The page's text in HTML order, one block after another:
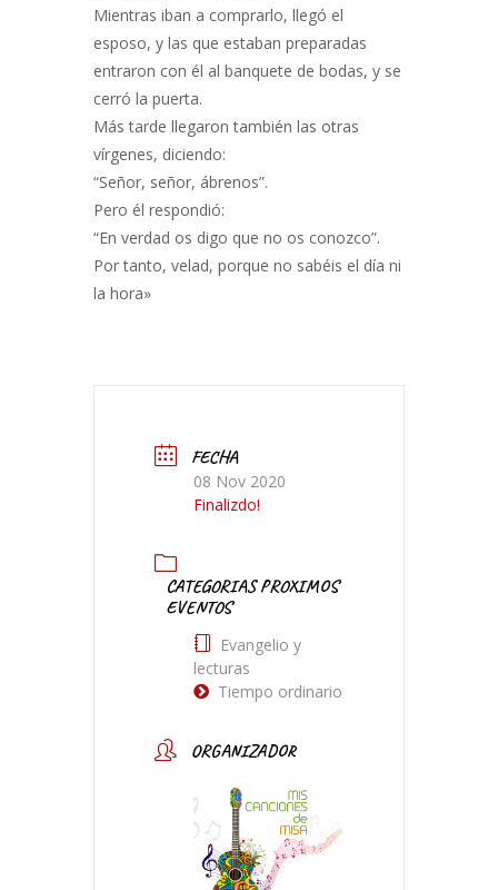
Mientras iban a comprarlo, llegó el
esposo, y las que estaban preparadas
entraron con él al banquete de bodas, y se
cerró la puerta.
Más tarde llegaron también las otras
vírgenes, diciendo:
“Señor, señor, ábrenos”.
Pero él respondió:
“En verdad os digo que no os conozco”.
Por tanto, velad, porque no sabéis el día ni
la hora»
FECHA
08 Nov 2020
Finalizdo!
CATEGORIAS PROXIMOS
EVENTOS
Evangelio y
lecturas
Tiempo ordinario
ORGANIZADOR